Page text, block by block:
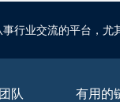
行业交流的平台，尤
队 有用的